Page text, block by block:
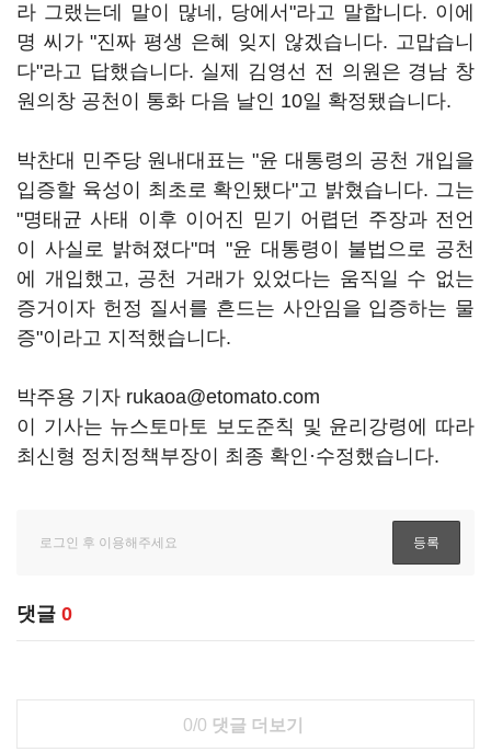
라 그랬는데 말이 많네, 당에서"라고 말합니다. 이에
명 씨가 "진짜 평생 은혜 잊지 않겠습니다. 고맙습니
다"라고 답했습니다. 실제 김영선 전 의원은 경남 창
원의창 공천이 통화 다음 날인 10일 확정됐습니다.
박찬대 민주당 원내대표는 "윤 대통령의 공천 개입을
입증할 육성이 최초로 확인됐다"고 밝혔습니다. 그는
"명태균 사태 이후 이어진 믿기 어렵던 주장과 전언
이 사실로 밝혀졌다"며 "윤 대통령이 불법으로 공천
에 개입했고, 공천 거래가 있었다는 움직일 수 없는
증거이자 헌정 질서를 흔드는 사안임을 입증하는 물
증"이라고 지적했습니다.
박주용 기자 rukaoa@etomato.com
이 기사는 뉴스토마토 보도준칙 및 윤리강령에 따라
최신형 정치정책부장이 최종 확인·수정했습니다.
댓글 0
0/0 댓글 더보기